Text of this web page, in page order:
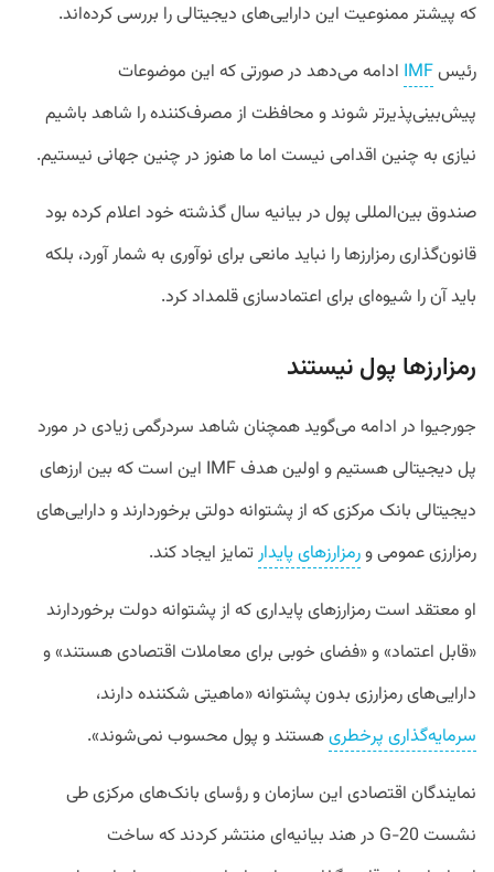
که پیشتر ممنوعیت این دارایی‌های دیجیتالی را بررسی کرده‌اند.
رئیسIMF ادامه می‌دهد در صورتی که این موضوعات
پیش‌بینی‌پذیرتر شوند و محافظت از مصرف‌کننده را شاهد باشیم
نیازی به چنین اقدامی نیست اما ما هنوز در چنین جهانی نیستیم.
صندوق بین‌المللی پول در بیانیه سال گذشته خود اعلام کرده بود
قانون‌گذاری رمزارزها را نباید مانعی برای نوآوری به شمار آورد، بلکه
باید آن را شیوه‌ای برای اعتماد‌سازی قلمداد کرد.
رمزارزها پول نیستند
جورجیوا در ادامه می‌گوید همچنان شاهد سردرگمی زیادی در مورد
پل دیجیتالی هستیم و اولین هدف IMF این است که بین ارز‌های
دیجیتالی بانک‌ مرکزی که از پشتوانه دولتی برخوردارند و دارایی‌های
رمزارزی عمومی ورمزارزهای پایدار تمایز ایجاد کند.
او معتقد است رمزارزهای پایداری که از پشتوانه دولت برخوردارند
«قابل اعتماد» و «فضای خوبی برای معاملات اقتصادی هستند» و
دارایی‌های رمزارزی بدون پشتوانه «ماهیتی شکننده دارند،
سرمایه‌گذاری پرخطریهستند و پول محسوب نمی‌شوند».
نمایندگان اقتصادی این سازمان و رؤسای بانک‌های مرکزی طی
نشست G-20 در هند بیانیه‌ای منتشر کردند که ساخت